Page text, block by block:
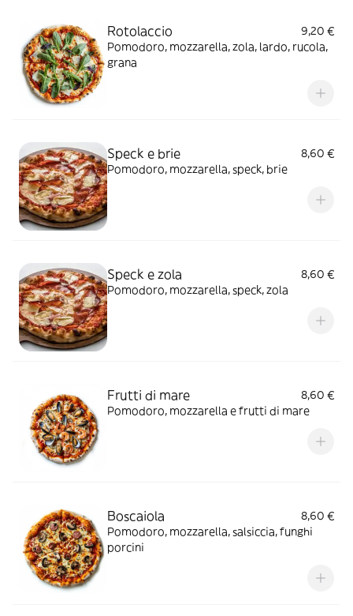
Rotolaccio
9,20 €
Pomodoro, mozzarella, zola, lardo, rucola,
grana
Speck e brie
8,60 €
Pomodoro, mozzarella, speck, brie
Speck e zola
8,60 €
Pomodoro, mozzarella, speck, zola
Frutti di mare
8,60 €
Pomodoro, mozzarella e frutti di mare
Boscaiola
8,60 €
Pomodoro, mozzarella, salsiccia, funghi
porcini